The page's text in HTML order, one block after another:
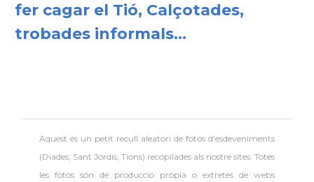
fer cagar el Tió, Calçotades,
trobades informals...
Aquest és un petit recull aleatori defotos d'esdeveniments
(Diades, Sant Jordis, Tions) recopilades als nostre sites. Totes
les fotos són de producció pròpia o extretes de webs